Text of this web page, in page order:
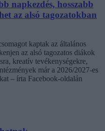
napkezdés, hosszabb
az alsó tagozatokban
kaptak az általános
az alsó tagozatos diákok
kreatív tevékenységekre,
már a 2026/2027-es
– írta Facebook-oldalán